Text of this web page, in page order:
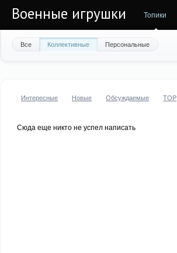
Военные игрушки Топики
Все Коллективные Персональные
Интересные Новые Обсуждаемые TOP
Сюда еще никто не успел написать